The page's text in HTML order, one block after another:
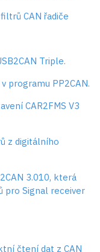
CAN řadiče
Triple.
programu PP2CAN.
CAR2FMS V3
z digitálního
3.010, která
pro Signal receiver
čtení dat z CAN